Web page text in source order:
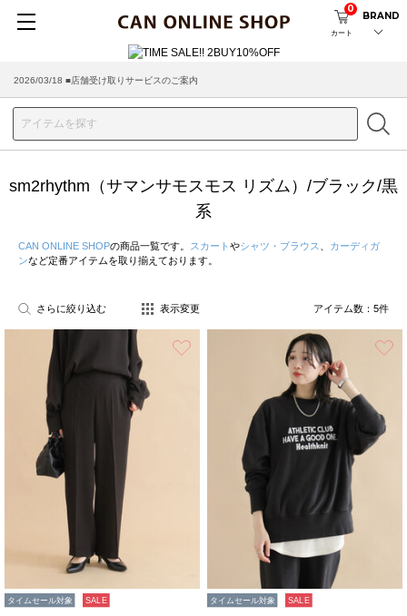
カート
0
BRAND
2026/03/18 ■店舗受け取りサービスのご案内
sm2rhythm（サマンサモスモス リズム）/ブラック/黒
系
CAN ONLINE SHOPの商品一覧です。 スカート やシャツ・ブラウス
カーディガ
ンなど定番アイテムを取り揃えております。
さらに絞り込む 表示変更 アイテム数： 5件
タイムセール対象 SALE タイムセール対象 SALE